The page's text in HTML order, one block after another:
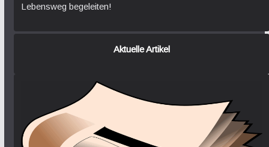
Lebensweg begeleiten!
Aktuelle Artikel